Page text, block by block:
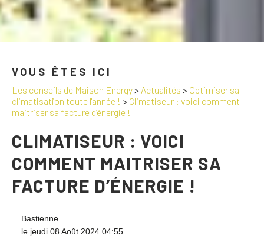
VOUS ÊTES ICI
Les conseils de Maison Energy> Actualités > Optimiser sa
climatisation toute l'année ! > Climatiseur : voici comment
maitriser sa facture d’énergie !
CLIMATISEUR : VOICI
COMMENT MAITRISER SA
FACTURE D’ÉNERGIE !
Bastienne
le jeudi 08 Août 2024 04:55